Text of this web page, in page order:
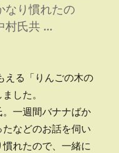
なり慣れたの
村氏共 …
える「りんごの木の
した。
一週間バナナばか
などのお話を伺い
れたので、一緒に